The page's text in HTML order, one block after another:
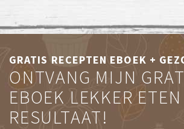
GRATIS RECEPTEN EBOEK +
ONTVANG MIJN
EBOEK LEKKER
RESULTAAT!